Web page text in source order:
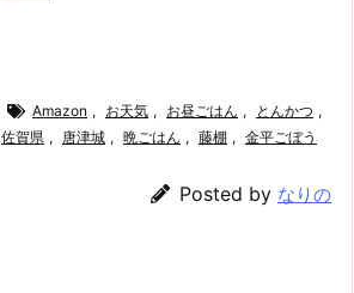
Amazon , お天気 , お昼ごはん , とんかつ ,
佐賀県 , 唐津城 , 晩ごはん , 藤棚 , 金平ごぼう
Posted by なりの